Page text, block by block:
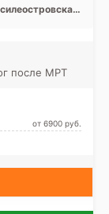
Петроградский,
Центральный
Чёрная
после МРТ
от 6900 pуб.